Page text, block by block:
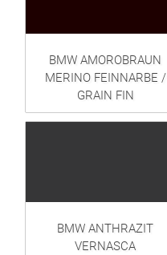
BMW AMOROBRAUN
MERINO FEINNARBE /
GRAIN FIN
BMW ANTHRAZIT
VERNASCA